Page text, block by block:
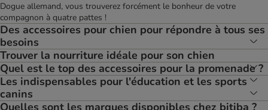
Dogue allemand, vous trouverez forcément le bonheur de votre
compagnon à quatre pattes !
Des accessoires pour chien pour répondre à tous ses
besoins
Trouver la nourriture idéale pour son chien
Quel est le top des accessoires pour la promenade ?
Les indispensables pour l'éducation et les sports
canins
Quelles sont les marques disponibles chez bitiba ?